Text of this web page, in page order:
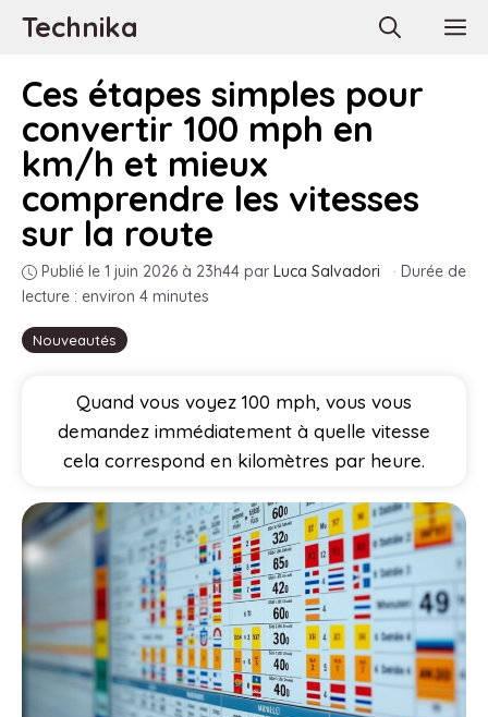
AllerTechnika
Nouveautés
Ces étapes simples pour
convertir 100 mph en
km/h et mieux
comprendre les vitesses
sur la route
Publié le 1 juin 2026 à 23h44 par Luca Salvadori · Durée de
lecture : environ 4 minutes
Quand vous voyez 100 mph, vous vous
demandez immédiatement à quelle vitesse
cela correspond en kilomètres par heure.